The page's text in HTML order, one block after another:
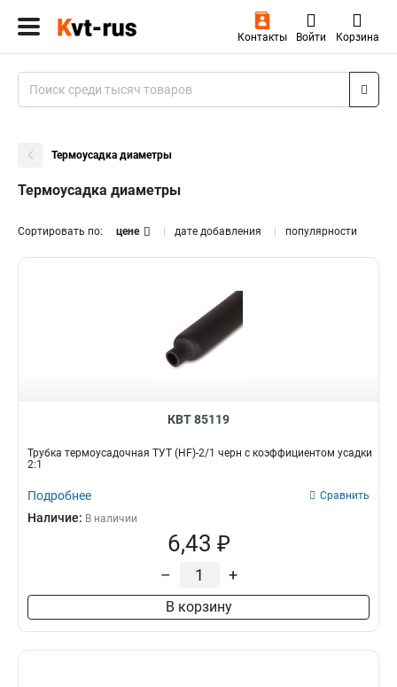
Контакты Войти Корзина
Термоусадка диаметры
Термоусадка диаметры
Сортировать по: цене дате добавления популярности
КВТ 85119
Трубка термоусадочная ТУТ (HF)-2/1 черн с коэффициентом усадки
2:1
Подробнее Сравнить
Наличие: В наличии
6,43 ₽
– +
В корзину